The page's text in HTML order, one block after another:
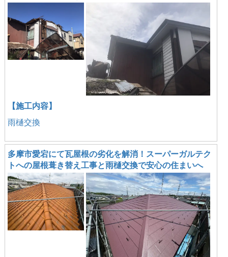
【施工内容】
雨樋交換
多摩市愛宕にて瓦屋根の劣化を解消！スーパーガルテク
トへの屋根葺き替え工事と雨樋交換で安心の住まいへ